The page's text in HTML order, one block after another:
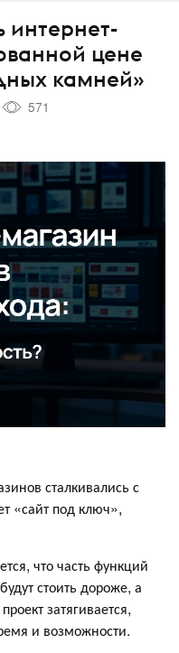
интернет-
цене
камней»
571
сталкивались с
«сайт под ключ»,
что часть функций
стоить дороже, а
затягивается,
и возможности.